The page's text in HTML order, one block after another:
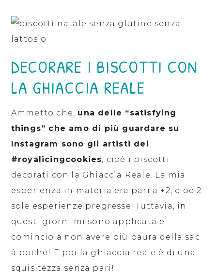
DECORARE I BISCOTTI CON
LA GHIACCIA REALE
Ammetto che, una delle “satisfying
things” che amo di più guardare su
Instagram sono gli artisti dei
#royalicingcookies, cioè i biscotti
decorati con la Ghiaccia Reale. La mia
esperienza in materia era pari a +2, cioè 2
sole esperienze pregresse. Tuttavia, in
questi giorni mi sono applicata e
comincio a non avere più paura della sac
à poche! E poi la ghiaccia reale è di una
squisitezza senza pari!